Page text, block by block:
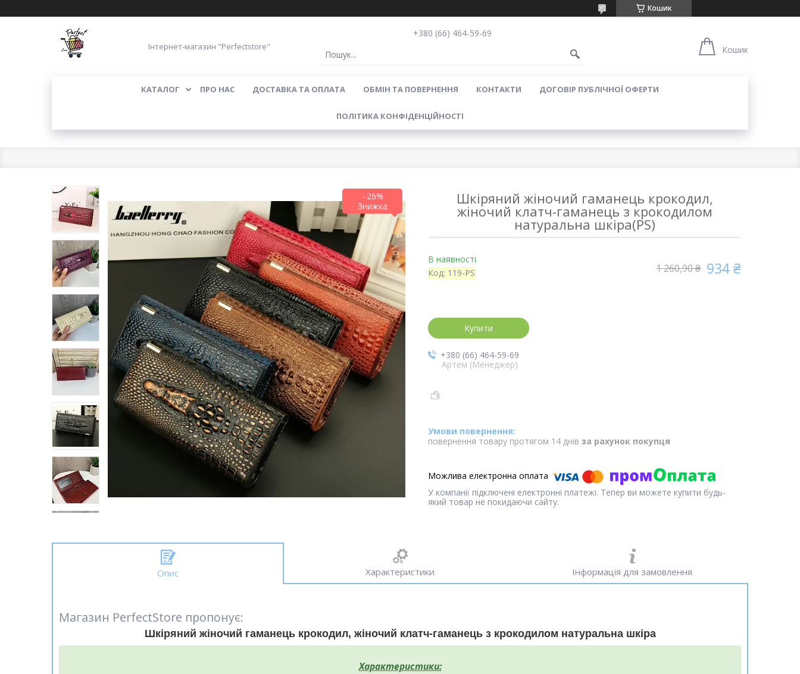
Кошик
Інтернет-магазин "Perfectstore"
+380 (66) 464-59-69
Кошик
КАТАЛОГ ПРО НАС ДОСТАВКА ТА ОПЛАТА ОБМІН ТА ПОВЕРНЕННЯ КОНТАКТИ ДОГОВІР ПУБЛІЧНОЇ ОФЕРТИ
ПОЛІТИКА КОНФІДЕНЦІЙНОСТІ
–26% Шкіряний жіночий гаманець крокодил,
жіночий клатч-гаманець з крокодилом
натуральна шкіра(PS)
В наявності
Код: 119-PS 1 260,90 ₴ 934 ₴
Купити
+380 (66) 464-59-69
Артем (Менеджер)
повернення товару протягом 14 днів за рахунок покупця
У компанії підключені електронні платежі. Тепер ви можете купити будь-
який товар не покидаючи сайту.
Опис Характеристики Інформація для замовлення
Магазин PerfectStore пропонує:
Шкіряний жіночий гаманець крокодил, жіночий клатч-гаманець з крокодилом натуральна шкіра
Характеристики: